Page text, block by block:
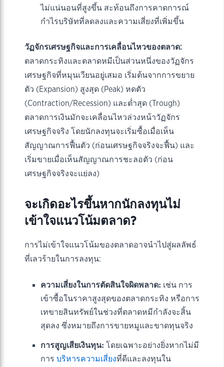
ไม่แน่นอนที่สูงขึ้น สะท้อนถึงการคาดการณ์
กำไรบริษัทที่ลดลงและความเสี่ยงที่เพิ่มขึ้น
วัฏจักรเศรษฐกิจและการเคลื่อนไหวของตลาด:
ตลาดกระทิงและตลาดหมีเป็นส่วนหนึ่งของวัฏจักร
เศรษฐกิจที่หมุนเวียนอยู่เสมอ เริ่มต้นจากการขยาย
ตัว (Expansion) สูงสุด (Peak) หดตัว
(Contraction/Recession) และต่ำสุด (Trough)
ตลาดการเงินมักจะเคลื่อนไหวล่วงหน้าวัฏจักร
เศรษฐกิจจริง โดยนักลงทุนจะเริ่มซื้อเมื่อเห็น
สัญญาณการฟื้นตัว (ก่อนเศรษฐกิจจริงจะฟื้น) และ
เริ่มขายเมื่อเห็นสัญญาณการชะลอตัว (ก่อน
เศรษฐกิจจริงจะแย่ลง)
จะเกิดอะไรขึ้นหากนักลงทุนไม่
เข้าใจแนวโน้มตลาด?
การไม่เข้าใจแนวโน้มของตลาดอาจนำไปสู่ผลลัพธ์
ที่เลวร้ายในการลงทุน:
ความเสี่ยงในการตัดสินใจผิดพลาด: เช่น การ
เข้าซื้อในราคาสูงสุดของตลาดกระทิง หรือการ
เทขายสินทรัพย์ในช่วงที่ตลาดหมีกำลังจะสิ้น
สุดลง ซึ่งหมายถึงการขายหมูและขาดทุนจริง
การสูญเสียเงินทุน: โดยเฉพาะอย่างยิ่งหากไม่มี
การ บริหารความเสี่ยงที่ดีและลงทุนใน